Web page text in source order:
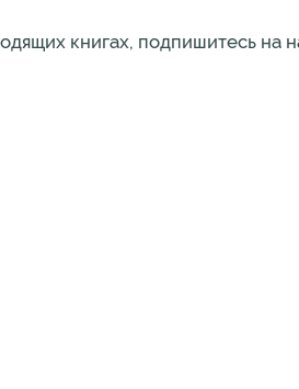
книгах, подпишитесь на